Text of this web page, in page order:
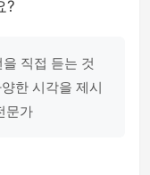
?
직접 듣는 것
한 시각을 제시
문가